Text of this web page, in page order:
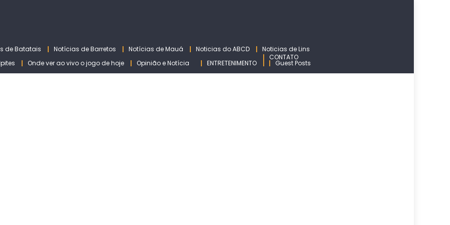
de Batatais Notícias de Barretos Notícias de Mauá Noticias do ABCD
Noticias de Lins
Onde ver ao vivo o jogo de hoje Opinião e Notícia ENTRETENIMENTO
CONTATO
Guest Posts